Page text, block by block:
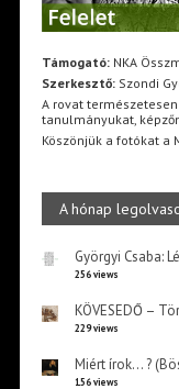
Támogató:NKA
Szerkesztő:Szondi
A rovat
tanulmányukat,
Köszönjük a fotókat a
A hónap
Györgyi Csaba:
256 views
KÖVESEDŐ –
229 views
Miért írok… ?
156 views